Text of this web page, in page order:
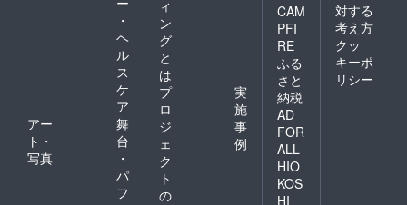
力」を主要事業としたの
は、当時、海外への開発や
NPO/NGOに興味のある人々
にとって、「外国人の日本
における定住支援」という
ことにピンとくる方々が少
なかったからでもありま
す。募金をつのっても、
・
ヘ
ル
ス
ケ
ア
アー
ト・
写真
舞
台
・
パ
フ
ィ
ン
グ
と
は
プ
ロ
ジ
ェ
ク
ト
の
実
施
事
例
CAM
PFI
RE
ふる
さと
納税
AD
FOR
ALL
HIO
KOS
HI
対する
考え方
クッ
キーポ
リシー